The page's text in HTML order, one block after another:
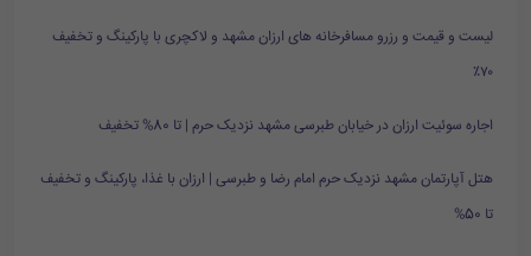
لیست و قیمت و رزرو مسافرخانه های ارزان مشهد و لاکچری با پارکینگ و تخفیف
۷۰٪
اجاره سوئیت ارزان در خیابان طبرسی مشهد نزدیک حرم | تا 80% تخفیف
هتل آپارتمان مشهد نزدیک حرم امام رضا و طبرسی | ارزان با غذا، پارکینگ و تخفیف
تا 50%